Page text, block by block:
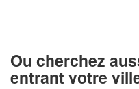
Ou cherchez
entrant votre